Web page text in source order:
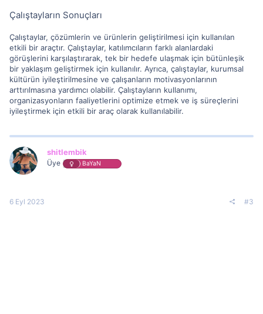
Çalıştayların Sonuçları
Çalıştaylar, çözümlerin ve ürünlerin geliştirilmesi için kullanılan
etkili bir araçtır. Çalıştaylar, katılımcıların farklı alanlardaki
görüşlerini karşılaştırarak, tek bir hedefe ulaşmak için bütünleşik
bir yaklaşım geliştirmek için kullanılır. Ayrıca, çalıştaylar, kurumsal
kültürün iyileştirilmesine ve çalışanların motivasyonlarının
arttırılmasına yardımcı olabilir. Çalıştayların kullanımı,
organizasyonların faaliyetlerini optimize etmek ve iş süreçlerini
iyileştirmek için etkili bir araç olarak kullanılabilir.
shitlembik
Üye BaYaN
6 Eyl 2023 #3